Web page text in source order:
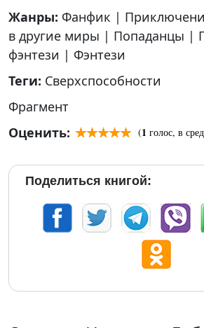
Жанры: Фанфик |
в другие миры | Попаданцы |
фэнтези | Фэнтези
Теги: Сверхспособности
Фрагмент
Оценить:
(1 голос, в
Поделиться книгой: